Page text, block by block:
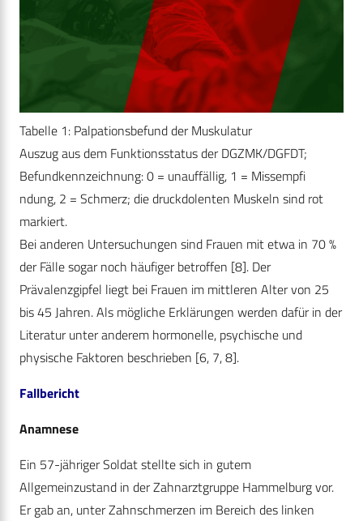
Tabelle 1: Palpationsbefund der Muskulatur
Auszug aus dem Funktionsstatus der DGZMK/DGFDT;
Befundkennzeichnung: 0 = unauffällig, 1 = Missempfi
ndung, 2 = Schmerz; die druckdolenten Muskeln sind rot
markiert.
Bei anderen Untersuchungen sind Frauen mit etwa in 70 %
der Fälle sogar noch häufiger betroffen [8]. Der
Prävalenzgipfel liegt bei Frauen im mittleren Alter von 25
bis 45 Jahren. Als mögliche Erklärungen werden dafür in der
Literatur unter anderem hormonelle, psychische und
physische Faktoren beschrieben [6, 7, 8].
Fallbericht
Anamnese
Ein 57-jähriger Soldat stellte sich in gutem
Allgemeinzustand in der Zahnarztgruppe Hammelburg vor.
Er gab an, unter Zahnschmerzen im Bereich des linken